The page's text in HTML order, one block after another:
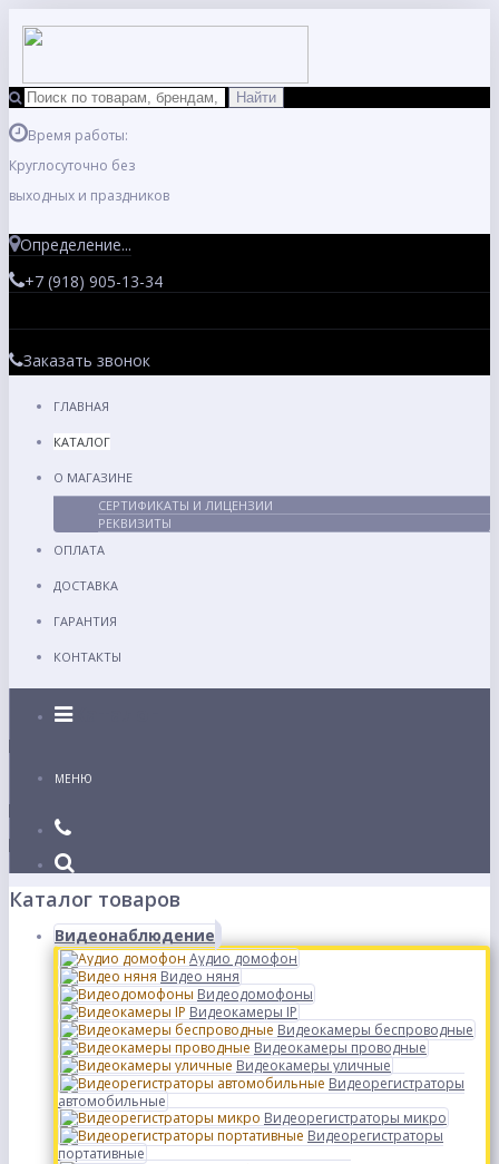
Время работы:
Круглосуточно без
выходных и праздников
Определение...
+7 (918) 905-13-34
Заказать звонок
ГЛАВНАЯ
КАТАЛОГ
О МАГАЗИНЕ
СЕРТИФИКАТЫ И ЛИЦЕНЗИИ
РЕКВИЗИТЫ
ОПЛАТА
ДОСТАВКА
ГАРАНТИЯ
КОНТАКТЫ
Каталог
МЕНЮ
Каталог товаров
Видеонаблюдение
Аудио домофон
Видео няня
Видеодомофоны
Видеокамеры IP
Видеокамеры беспроводные
Видеокамеры проводные
Видеокамеры уличные
Видеорегистраторы
автомобильные
Видеорегистраторы микро
Видеорегистраторы
портативные